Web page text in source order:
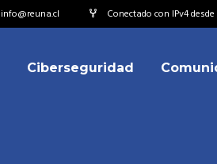
info@reuna.cl Conectado con IPv4 desde
Ciberseguridad